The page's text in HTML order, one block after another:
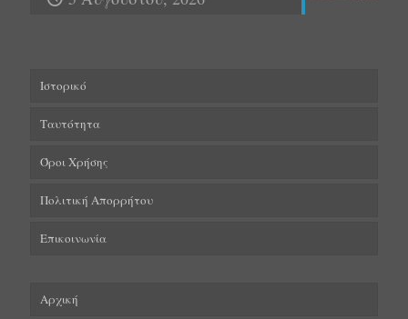
Ιστορικό
Ταυτότητα
Όροι Χρήσης
Πολιτική Απορρήτου
Επικοινωνία
Αρχική